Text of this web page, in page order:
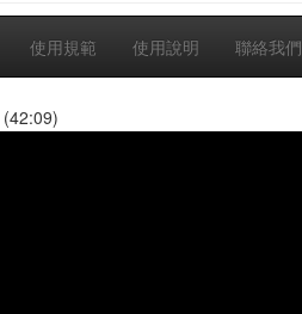
使用規範 使用說明 聯絡我們
(42:09)